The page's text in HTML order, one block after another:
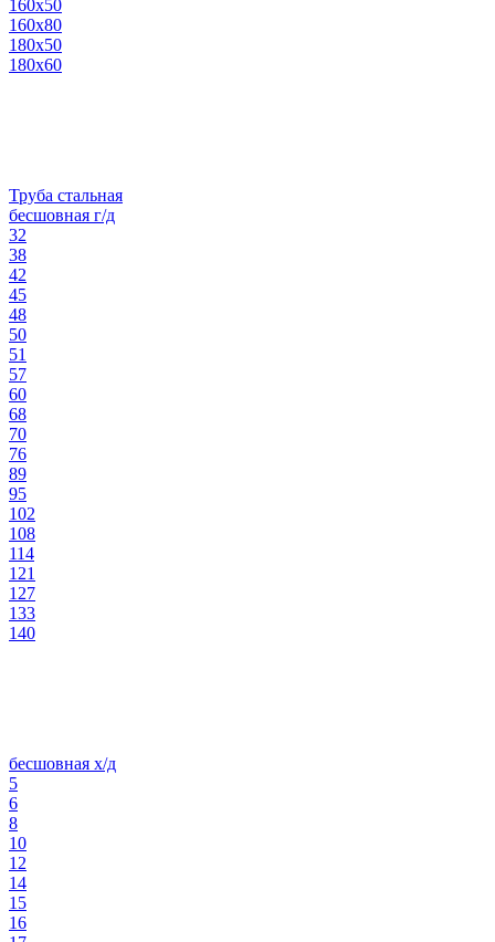
160х50
160х80
180х50
180х60
Труба стальная
бесшовная г/д
32
38
42
45
48
50
51
57
60
68
70
76
89
95
102
108
114
121
127
133
140
бесшовная х/д
5
6
8
10
12
14
15
16